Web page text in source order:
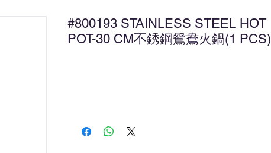
#800193 STAINLESS STEEL HOT
POT-30 CM不銹鋼鴛鴦火鍋(1 PCS)